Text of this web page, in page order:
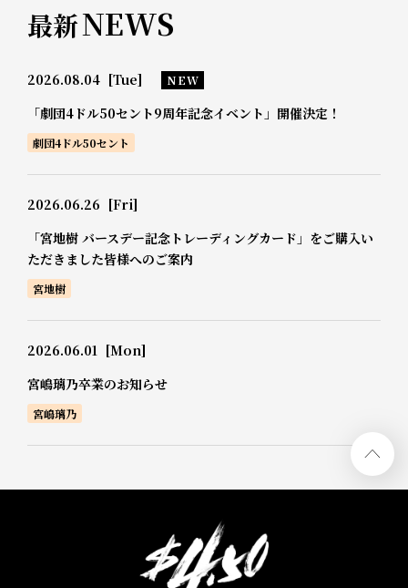
最新NEWS
2026.08.04 [Tue] NEW
「劇団4ドル50セント9周年記念イベント」開催決定！
劇団4ドル50セント
2026.06.26 [Fri]
「宮地樹 バースデー記念トレーディングカード」をご購入い
ただきました皆様へのご案内
宮地樹
2026.06.01 [Mon]
宮嶋璃乃卒業のお知らせ
宮嶋璃乃